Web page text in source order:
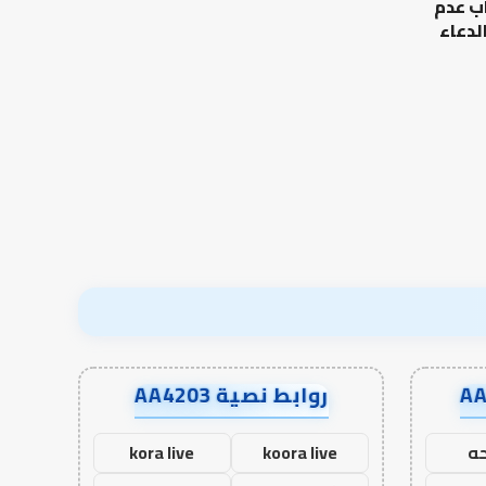
الرحالة
جمس
عدم
روابط نصية AA4203
koora live
kora live